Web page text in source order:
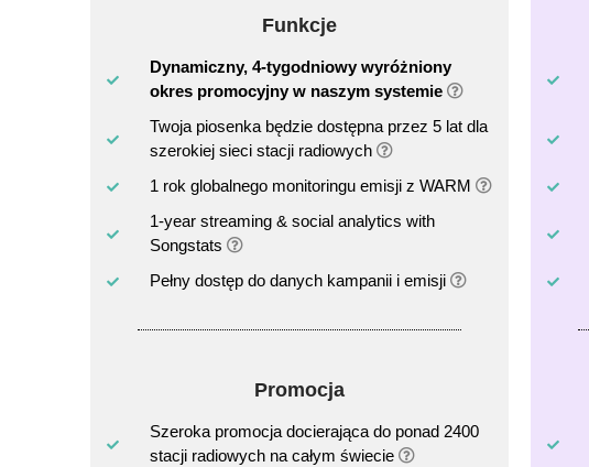
Funkcje
Dynamiczny, 4-tygodniowy wyróżniony
okres promocyjny w naszym systemie
Twoja piosenka będzie dostępna przez 5 lat dla
szerokiej sieci stacji radiowych
1 rok globalnego monitoringu emisji z WARM
1-year streaming & social analytics with
Songstats
Pełny dostęp do danych kampanii i emisji
Promocja
Szeroka promocja docierająca do ponad 2400
stacji radiowych na całym świecie